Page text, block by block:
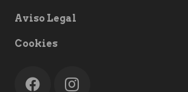
Aviso Legal
Cookies